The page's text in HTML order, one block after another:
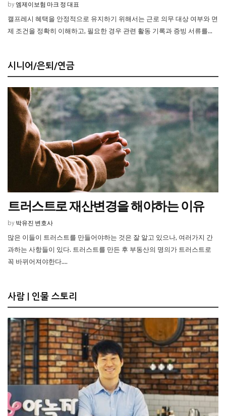
by엠제이보험 마크 정 대표
캘프레시 혜택을 안정적으로 유지하기 위해서는 근로 의무 대상 여부와 면
제 조건을 정확히 이해하고, 필요한 경우 관련 활동 기록과 증빙 서류를...
시니어/은퇴/연금
트러스트로 재산변경을 해야하는 이유
by 박유진 변호사
많은 이들이 트러스트를 만들어야하는 것은 잘 알고 있으나, 여러가지 간
과하는 사항들이 있다. 트러스트를 만든 후 부동산의 명의가 트러스트로
꼭 바뀌어져야한다....
사람 | 인물 스토리